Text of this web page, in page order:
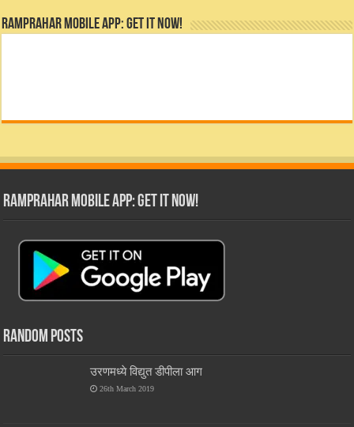
RamPrahar Mobile App: Get it Now!
RamPrahar Mobile App: Get it Now!
Random Posts
उरणमध्ये विद्युत डीपीला आग
26th March 2019